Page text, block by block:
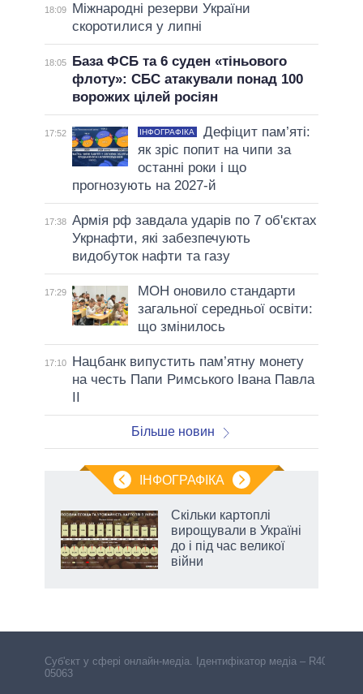
18:09
Міжнародні резерви України
скоротилися у липні
18:05
База ФСБ та 6 суден «тіньового
флоту»: СБС атакували понад 100
ворожих цілей росіян
17:52 ІНФОГРАФІКА
Дефіцит пам’яті:
як зріс попит на чипи за
останні роки і що
прогнозують на 2027-й
17:38 Армія рф завдала ударів по 7 об'єктах
Укрнафти, які забезпечують
видобуток нафти та газу
17:29
МОН оновило стандарти
загальної середньої освіти:
що змінилось
17:10
Нацбанк випустить пам’ятну монету
на честь Папи Римського Івана Павла
Більше новин
ІНФОГРАФІКА
Скільки картоплі
вирощували в Україні
до і під час великої
війни
Cуб'єкт у сфері онлайн-медіа. Ідентифікатор медіа – R40-
05063